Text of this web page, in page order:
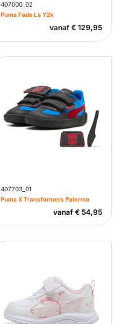
407000_02
Puma Fade Ls Y2k
vanaf € 129,95
407703_01
Puma X Transformers Palermo
vanaf € 54,95